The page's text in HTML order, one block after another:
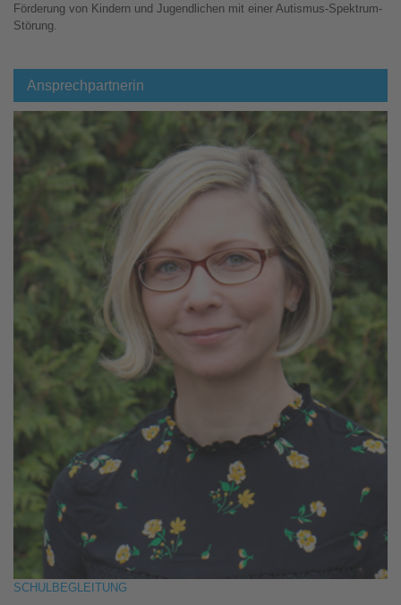
Förderung von Kindern und Jugendlichen mit einer Autismus-Spektrum-
Störung.
Ansprechpartnerin
SCHULBEGLEITUNG